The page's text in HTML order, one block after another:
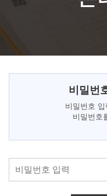
비밀번
비밀번호
비밀번호